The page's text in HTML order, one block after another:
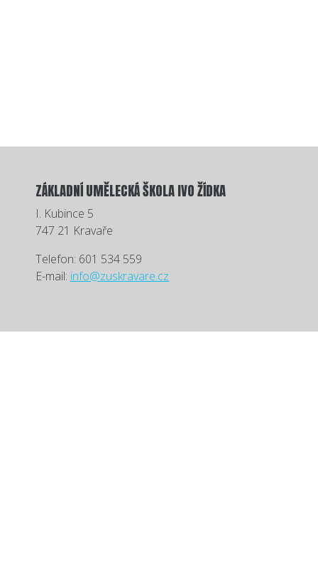
ZÁKLADNÍ UMĚLECKÁ ŠKOLA IVO ŽÍDKA
I. Kubince 5
747 21 Kravaře
Telefon: 601 534 559
E-mail: info@zuskravare.cz